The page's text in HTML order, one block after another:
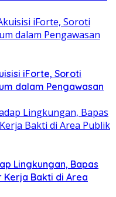
iForte, Soroti
dalam Pengawasan
Lingkungan, Bapas
Bakti di Area